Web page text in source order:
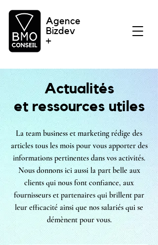
Agence
Bizdev
+
Actualités
et ressources utiles
La team business et marketing rédige des
articles tous les mois pour vous apporter des
informations pertinentes dans vos activités.
Nous donnons ici aussi la part belle aux
clients qui nous font confiance, aux
fournisseurs et partenaires qui brillent par
leur efficacité ainsi que nos salariés qui se
démènent pour vous.